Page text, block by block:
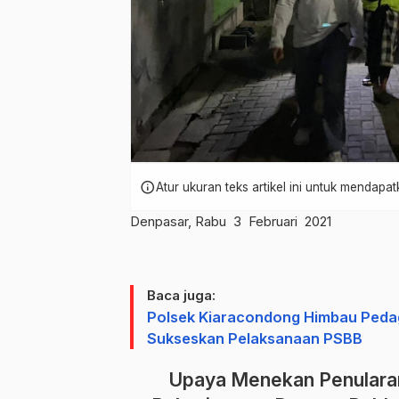
infoAtur ukuran teks artikel ini untuk
Denpasar, Rabu 3 Februari 2021
Baca juga:
Polsek Kiaracondong Himbau
Sukseskan Pelaksanaan PSBB
Upaya Menekan